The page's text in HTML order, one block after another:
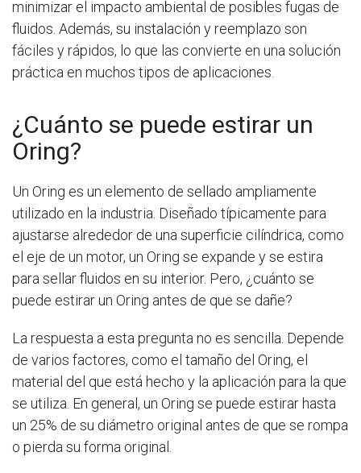
minimizar el impacto ambiental de posibles fugas de
fluidos. Además, su instalación y reemplazo son
fáciles y rápidos, lo que las convierte en una solución
práctica en muchos tipos de aplicaciones.
¿Cuánto se puede estirar un
Oring?
Un Oring es un elemento de sellado ampliamente
utilizado en la industria. Diseñado típicamente para
ajustarse alrededor de una superficie cilíndrica, como
el eje de un motor, un Oring se expande y se estira
para sellar fluidos en su interior. Pero, ¿cuánto se
puede estirar un Oring antes de que se dañe?
La respuesta a esta pregunta no es sencilla. Depende
de varios factores, como el tamaño del Oring, el
material del que está hecho y la aplicación para la que
se utiliza. En general, un Oring se puede estirar hasta
un 25% de su diámetro original antes de que se rompa
o pierda su forma original.